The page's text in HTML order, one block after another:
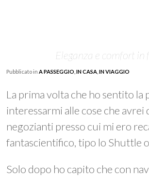
Eleganza e comfort
Pubblicato inA PASSEGGIO ,IN CASA ,IN VIAGGIO
La prima volta che ho sentito la
interessarmi alle cose che
negozianti presso cui mi ero
fantascientifico, tipo lo Shuttle
Solo dopo ho capito che con